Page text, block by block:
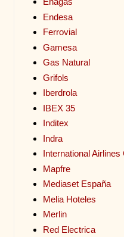
Endesa
Ferrovial
Gamesa
Gas Natural
Grifols
Iberdrola
IBEX 35
Inditex
Indra
International Airlines
Mapfre
Mediaset España
Melia Hoteles
Merlin
Red Electrica